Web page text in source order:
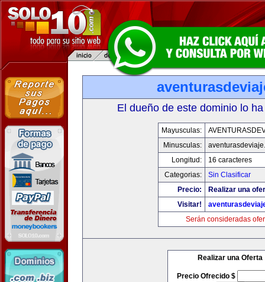
El dueño de este dominio lo
Mayusculas:
Minusculas:
Longitud:
16 caracteres
Categorias:
Sin Clasificar
Precio:
Realizar una
Visitar!
Serán consideradas
Realizar una Oferta
Precio Ofrecido $